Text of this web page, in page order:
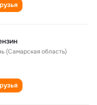
(Самарская область)